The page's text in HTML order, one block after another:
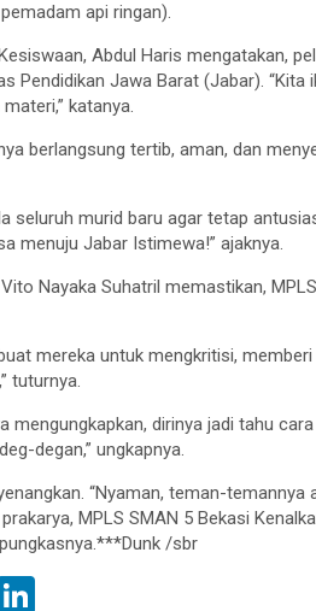
api ringan).
Abdul Haris mengatakan,
Pendidikan Jawa Barat (Jabar).
katanya.
berlangsung tertib, aman, dan
seluruh murid baru agar tetap
menuju Jabar Istimewa!” ajaknya.
Nayaka Suhatril memastikan,
mereka untuk mengkritisi,
tuturnya.
mengungkapkan, dirinya jadi tahu
degan,” ungkapnya.
“Nyaman, teman-temannya
MPLS SMAN 5 Bekasi
/sbr